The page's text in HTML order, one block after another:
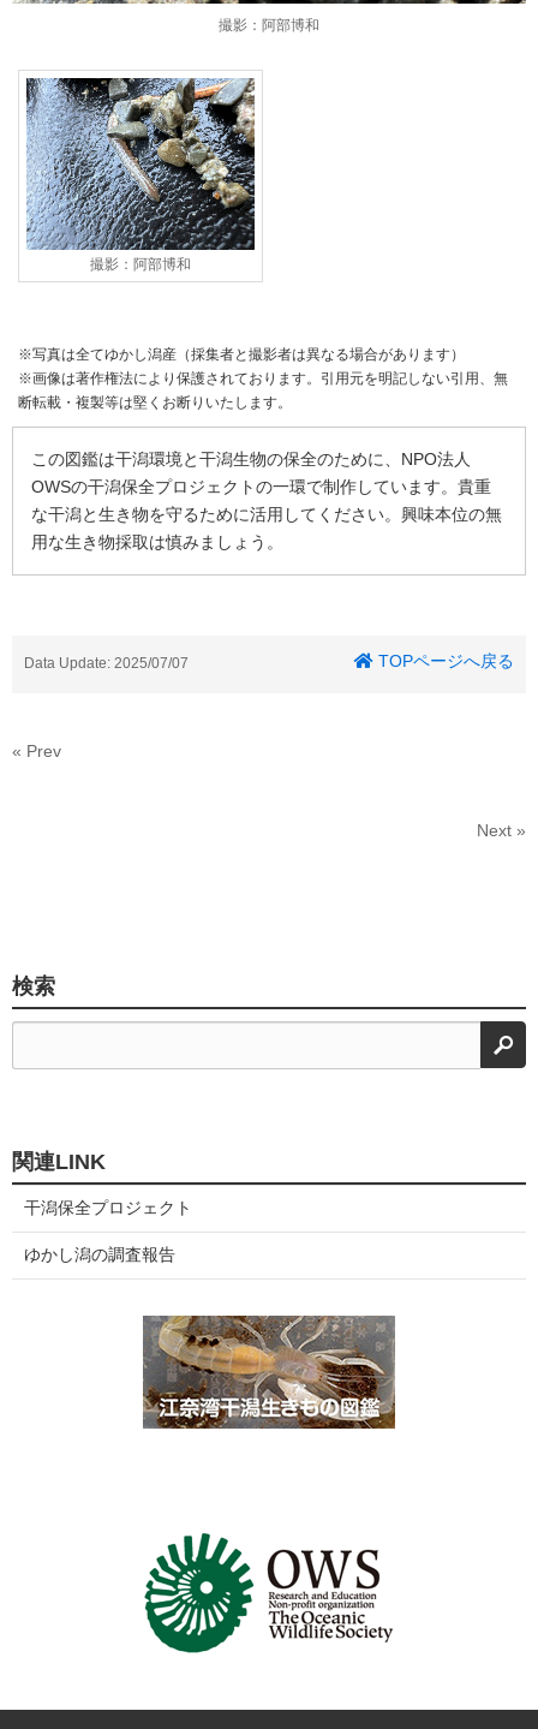
撮影：阿部博和
撮影：阿部博和
※写真は全てゆかし潟産（採集者と撮影者は異なる場合があります）
※画像は著作権法により保護されております。引用元を明記しない引用、無
断転載・複製等は堅くお断りいたします。
この図鑑は干潟環境と干潟生物の保全のために、NPO法人
OWSの干潟保全プロジェクトの一環で制作しています。貴重
な干潟と生き物を守るために活用してください。興味本位の無
用な生き物採取は慎みましょう。
Data Update: 2025/07/07 TOPページへ戻る
« Prev
Next »
検索
検
関連LINK
干潟保全プロジェクト
ゆかし潟の調査報告